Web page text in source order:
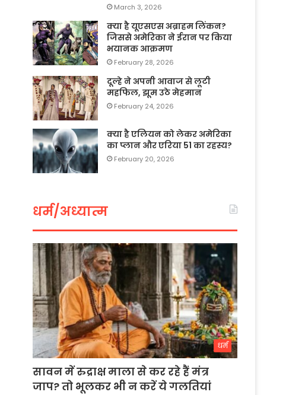
March 3, 2026
क्या है यूएसएस अब्राहम लिंकन?
जिससे अमेरिका ने ईरान पर किया
भयानक आक्रमण
February 28, 2026
दूल्हे ने अपनी आवाज से लूटी
महफिल, झूम उठे मेहमान
February 24, 2026
क्या है एलियन को लेकर अमेरिका
का प्लान और एरिया 51 का रहस्य?
February 20, 2026
धर्म/अध्यात्म
धर्म
सावन में रुद्राक्ष माला से कर रहे हैं मंत्र
जाप? तो भूलकर भी न करें ये गलतियां